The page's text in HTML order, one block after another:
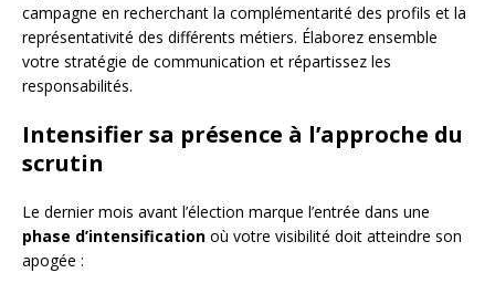
campagne en recherchant la complémentarité des profils et la
représentativité des différents métiers. Élaborez ensemble
votre stratégie de communication et répartissez les
responsabilités.
Intensifier sa présence à l’approche du
scrutin
Le dernier mois avant l’élection marque l’entrée dans une
phase d’intensification où votre visibilité doit atteindre son
apogée :